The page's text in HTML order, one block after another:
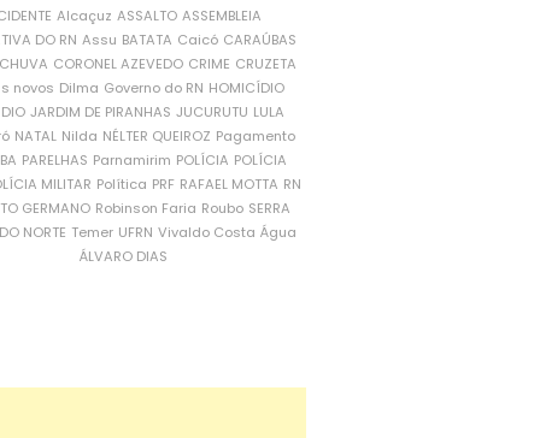
Alcaçuz ASSALTO ASSEMBLEIA
DO RN Assu BATATA Caicó CARAÚBAS
CORONEL AZEVEDO CRIME CRUZETA
novos Dilma Governo do RN HOMICÍDIO
JARDIM DE PIRANHAS JUCURUTU LULA
NATAL Nilda NÉLTER QUEIROZ Pagamento
PARELHAS Parnamirim POLÍCIA POLÍCIA
MILITAR Política PRF RAFAEL MOTTA RN
GERMANO Robinson Faria Roubo SERRA
NORTE Temer UFRN Vivaldo Costa Água
ÁLVARO DIAS